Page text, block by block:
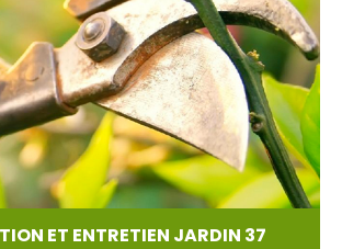
ET ENTRETIEN JARDIN 37